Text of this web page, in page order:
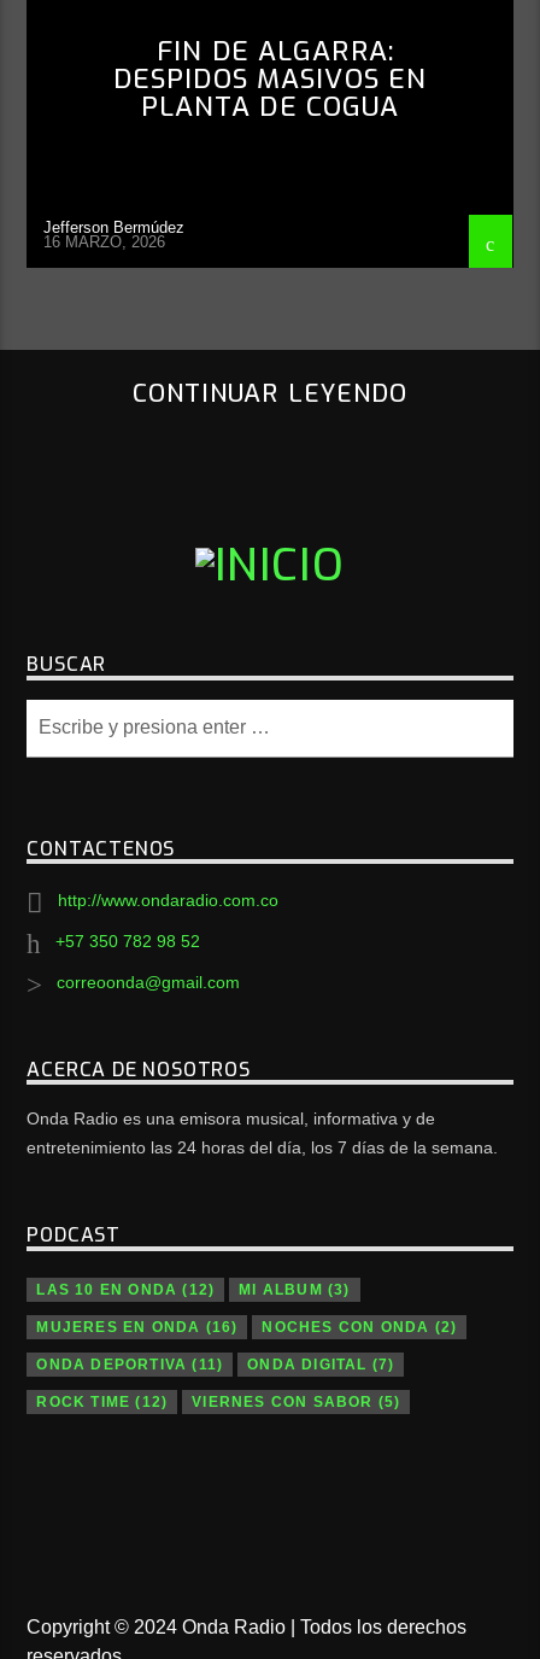
FIN DE ALGARRA:
DESPIDOS MASIVOS EN
PLANTA DE COGUA
Jefferson Bermúdez
16 MARZO, 2026
CONTINUAR LEYENDO
BUSCAR
CONTACTENOS
http://www.ondaradio.com.co
+57 350 782 98 52
correoonda@gmail.com
ACERCA DE NOSOTROS
Onda Radio es una emisora musical, informativa y de
entretenimiento las 24 horas del día, los 7 días de la semana.
PODCAST
LAS 10 EN ONDA (12) MI ALBUM (3)
MUJERES EN ONDA (16) NOCHES CON ONDA (2)
ONDA DEPORTIVA (11) ONDA DIGITAL (7)
ROCK TIME (12) VIERNES CON SABOR (5)
Copyright © 2024 Onda Radio | Todos los derechos